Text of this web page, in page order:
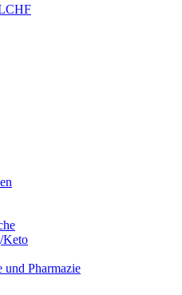
Keto
und Pharmazie